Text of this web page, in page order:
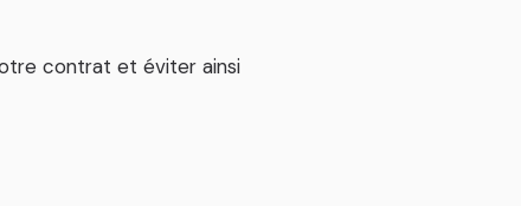
contrat et éviter ainsi